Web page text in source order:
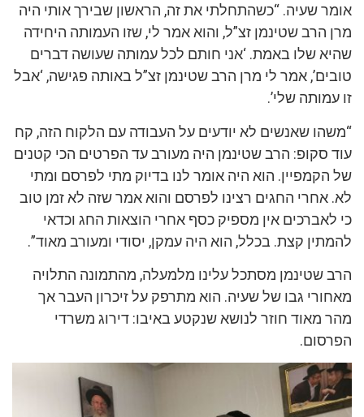
אומר שעיה. “כשהתחלתי את זה, הראשון שבירך אותי היה
מרן הרב שטינמן זצ”ל, והוא אמר לי, שזו העמותה היחידה
שהיא שלו באמת. ‘אני חותם לכל עמותה שעושה דברים
טובים’, אמר לי מרן הרב שטינמן זצ”ל באותה פגישה, ‘אבל
זו עמותה שלי’.
“משהו שאנשים לא יודעים על העבודה עם הלקוח הזה, קח
עוד סקופ: הרב שטינמן היה מעורב עד הפרטים הכי קטנים
של הקמפיין. הוא היה אומר לנו בדיוק מתי לפרסם ומתי
לא. אחרי החגים רצינו לפרסם והוא אמר שזה לא זמן טוב
כי לאברכים אין מספיק כסף אחרי הוצאות החג וכדאי
להמתין קצת. בכלל, הוא היה עמקן, יסודי ומעורב מאוד”.
הרב שטינמן מסתכל עלינו מלמעלה, מהתמונה התלויה
מאחורי גבו של שעיה. הוא מתרפק על זיכרון העבר אך
מהר מאוד חוזר לנושא שנקטע באיבו: דירוג משרדי
הפרסום.